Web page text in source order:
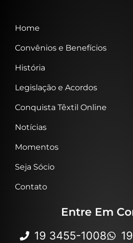
Home
Convênios e Benefícios
História
Legislação e Acordos
Conquista Têxtil Online
Notícias
Momentos
Seja Sócio
Contato
Entre Em
19 3455-1008